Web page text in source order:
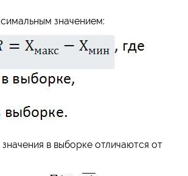
значением:
в выборке отличаются от